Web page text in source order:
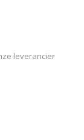
leverancier